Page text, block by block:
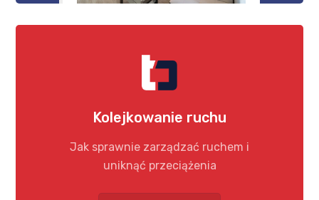
Kolejkowanie ruchu
Jak sprawnie zarządzać ruchem i
uniknąć przeciążenia